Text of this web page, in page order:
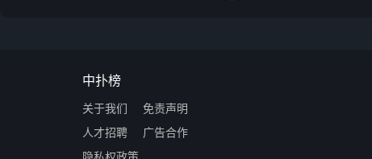
中扑榜
关于我们
免责声明
人才招聘
广告合作
隐私权政策